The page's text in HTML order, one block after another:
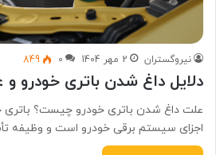
نیروگستران 2 مهر 1404 0
849
دلایل داغ شدن باتری خودرو و
علت داغ شدن باتری خودرو چیست؟ باتری
اجزای سیستم برقی خودرو است و وظیفه